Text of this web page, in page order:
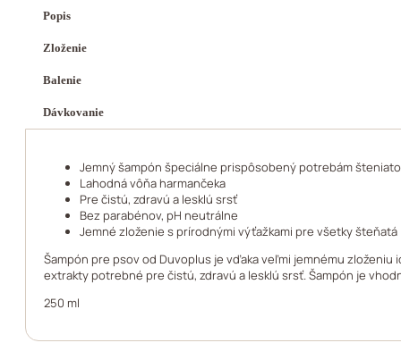
Popis
Zloženie
Balenie
Dávkovanie
Jemný šampón špeciálne prispôsobený potrebám
Lahodná vôňa harmančeka
Pre čistú, zdravú a lesklú srsť
Bez parabénov, pH neutrálne
Jemné zloženie s prírodnými výťažkami pre všetky šteňatá
Šampón pre psov od Duvoplus je vďaka veľmi jemnému
extrakty potrebné pre čistú, zdravú a lesklú srsť. Šampón je
250 ml